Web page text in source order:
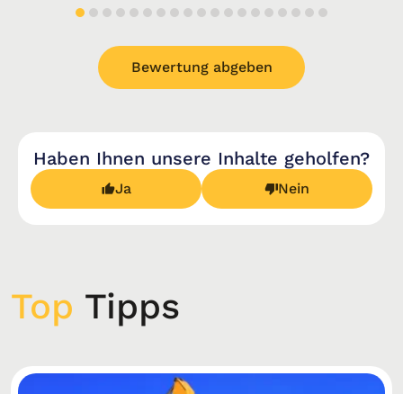
Bewertung abgeben
Haben Ihnen unsere Inhalte geholfen?
Ja Nein
Top Tipps